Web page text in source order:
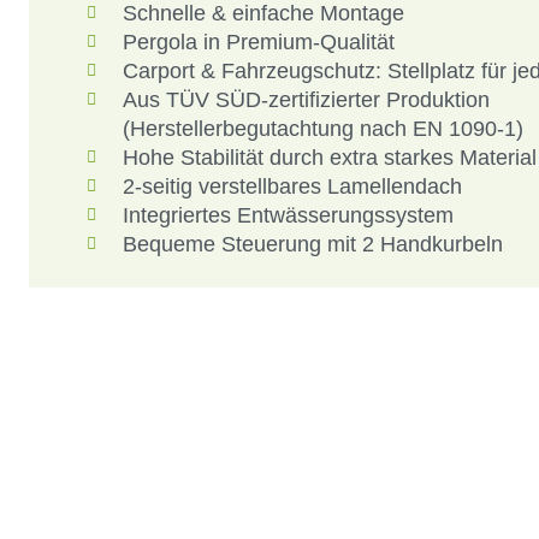
Schnelle & einfache Montage
Pergola in Premium-Qualität
Carport & Fahrzeugschutz: Stellplatz für
Aus TÜV SÜD-zertifizierter Produktion
(Herstellerbegutachtung nach EN 1090-1)
Hohe Stabilität durch extra starkes Material
2-seitig verstellbares Lamellendach
Integriertes Entwässerungssystem
Bequeme Steuerung mit 2 Handkurbeln